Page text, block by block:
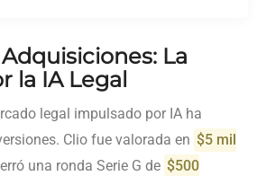
La
la IA Legal
legal impulsado por IA ha
Clio fue valorada en $5 mil
una ronda Serie G de $500